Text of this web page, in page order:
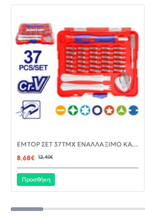
-30%EMTOP ΣΕΤ 37ΤΜΧ ΕΝΑΛΛΑΞΙΜΟ ΚΑΤΣΑΒΙΔΙ ΜΕ ΜΥΤΕΣ EBST03702
8,68€
12,40€
Προσθήκη